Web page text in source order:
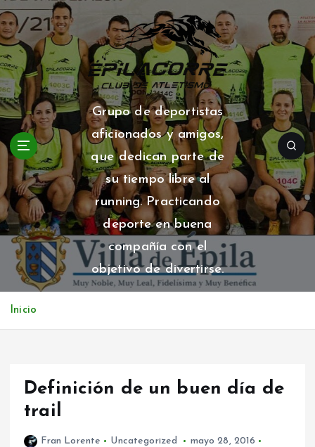
S
a
l
t
a
r
a
l
e
n
i
Grupo de deportistas
aficionados y amigos,
que dedican parte de
su tiempo libre al
running. Practicando
deporte en buena
compañía con el
objetivo de divertirse.
Inicio
Definición de un buen día de
trail
Fran Lorente Uncategorized
mayo 28, 2016